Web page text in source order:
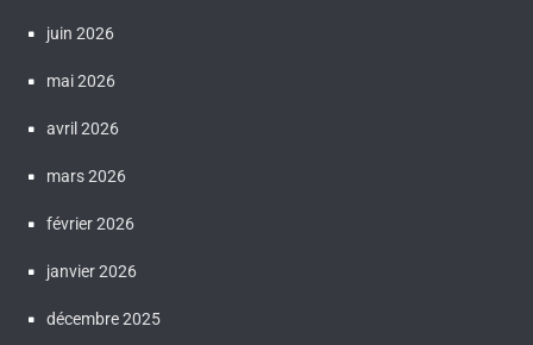
juin 2026
mai 2026
avril 2026
mars 2026
février 2026
janvier 2026
décembre 2025